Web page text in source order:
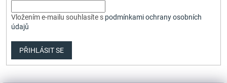
Vložením e-mailu souhlasíte s podmínkami ochrany osobních
údajů
PŘIHLÁSIT SE